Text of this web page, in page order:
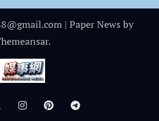
| Paper News by
.